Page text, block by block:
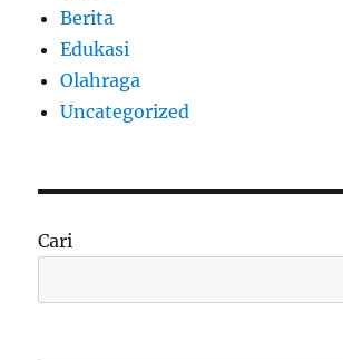
Berita
Edukasi
Olahraga
Uncategorized
Cari